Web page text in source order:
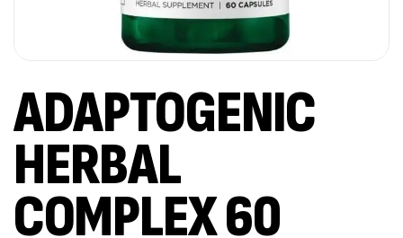
ADAPTOGENIC
HERBAL
COMPLEX 60